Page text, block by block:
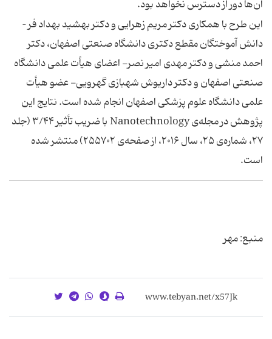
آن‌ها دور از دسترس نخواهد بود.
این طرح با همکاری دکتر مریم زهرایی و دکتر بهشید بهداد فر –
دانش آموختگان مقطع دکتری دانشگاه صنعتی اصفهان، دکتر
احمد منشی و دکتر مهدی امیر نصر- اعضای هیأت علمی دانشگاه
صنعتی اصفهان و دکتر داریوش شهبازی گهرویی- عضو هیأت
علمی دانشگاه علوم پزشکی اصفهان انجام شده است. نتایج این
پژوهش در مجله‌ی Nanotechnology با ضریب تأثیر ۳/۴۴ (جلد
۲۷، شماره‌ی ۲۵، سال ۲۰۱۶، از صفحه‌ی ۲۵۵۷۰۲) منتشر شده
است.
منبع: مهر